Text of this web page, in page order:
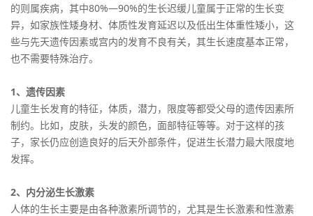
的则属疾病，其中80%—90%的生长迟缓儿童属于正常的生长变
异，如家族性矮身材、体质性发育延迟以及低出生体重性矮小，这
些与先天遗传因素或宫内的发育不良有关，其生长速度基本正常，
也不需要特殊治疗。
1、遗传因素
儿童生长发育的特征，体质，潜力，限度等都受父母的遗传因素所
制约。比如，皮肤，头发的颜色，面部特征等等。对于这样的孩
子，家长仍应创造良好的后天外部条件，促进生长潜力最大限度地
发挥。
2、内分泌生长激素
人体的生长主要是由各种激素所调节的，尤其是生长激素和性激素